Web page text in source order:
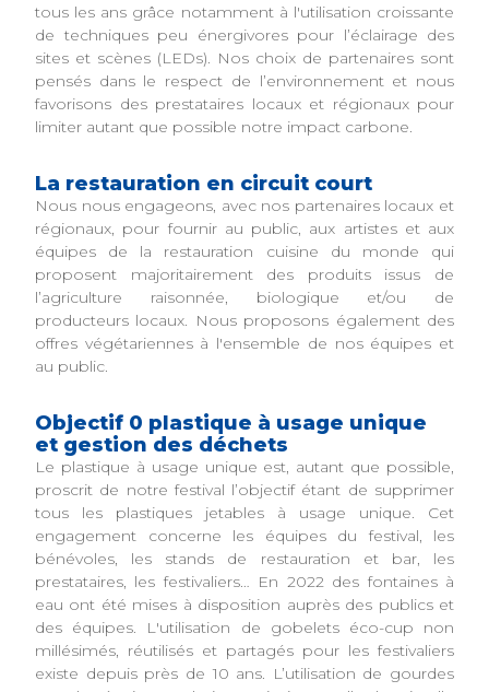
tous les ans grâce notamment à l'utilisation croissante
de techniques peu énergivores pour l’éclairage des
sites et scènes (LEDs). Nos choix de partenaires sont
pensés dans le respect de l’environnement et nous
favorisons des prestataires locaux et régionaux pour
limiter autant que possible notre impact carbone.
La restauration en circuit court
Nous nous engageons, avec nos partenaires locaux et
régionaux, pour fournir au public, aux artistes et aux
équipes de la restauration cuisine du monde qui
proposent majoritairement des produits issus de
l’agriculture raisonnée, biologique et/ou de
producteurs locaux. Nous proposons également des
offres végétariennes à l'ensemble de nos équipes et
au public.
Objectif 0 plastique à usage unique
et gestion des déchets
Le plastique à usage unique est, autant que possible,
proscrit de notre festival l’objectif étant de supprimer
tous les plastiques jetables à usage unique. Cet
engagement concerne les équipes du festival, les
bénévoles, les stands de restauration et bar, les
prestataires, les festivaliers… En 2022 des fontaines à
eau ont été mises à disposition auprès des publics et
des équipes. L'utilisation de gobelets éco-cup non
millésimés, réutilisés et partagés pour les festivaliers
existe depuis près de 10 ans. L’utilisation de gourdes